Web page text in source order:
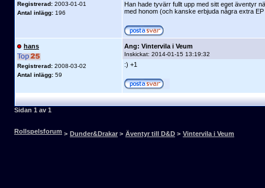
Registrerad: 2003-01-01
Antal inlägg: 196
Han hade tyvärr fullt upp med sitt eget äventyr
med honom (och kanske erbjuda några extra
hans
Registrerad: 2008-03-02
Antal inlägg: 59
Ang: Vintervila i Veum
Inskickat: 2014-01-15 13:19:32
:) +1
Sidan 1 av 1
Rollspelsforum > Dunder&Drakar > Äventyr till D&D > Vintervila i Veum